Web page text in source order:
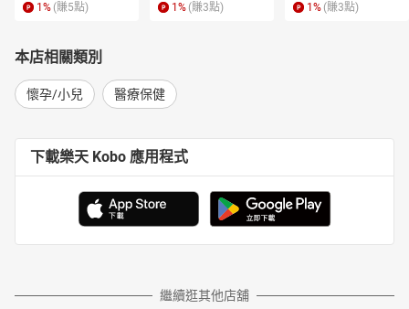
1 % (賺5點) 1 % (賺3點) 1 % (賺3點)
本店相關類別
懷孕/小兒 醫療保健
下載樂天 Kobo 應用程式
繼續逛其他店舖